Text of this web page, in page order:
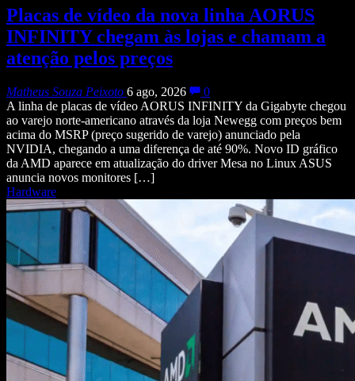
Placas de vídeo da nova linha AORUS
INFINITY chegam às lojas e chamam a
atenção pelos preços
Matheus Souza Peixoto 6 ago, 2026
0
A linha de placas de vídeo AORUS INFINITY da Gigabyte chegou
ao varejo norte-americano através da loja Newegg com preços bem
acima do MSRP (preço sugerido de varejo) anunciado pela
NVIDIA, chegando a uma diferença de até 90%. Novo ID gráfico
da AMD aparece em atualização do driver Mesa no Linux ASUS
anuncia novos monitores […]
Hardware